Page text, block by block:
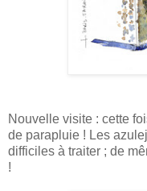
Nouvelle visite : cette
de parapluie ! Les
difficiles à traiter ; de
!